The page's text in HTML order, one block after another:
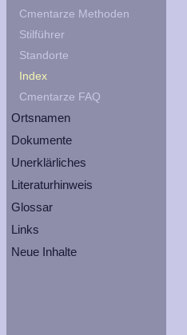
Cmentarze Methoden
Stilführer
Standorte
Index
Cmentarze FAQ
Ortsnamen
Dokumente
Unerklärliches
Literaturhinweis
Glossar
Links
Neue Inhalte